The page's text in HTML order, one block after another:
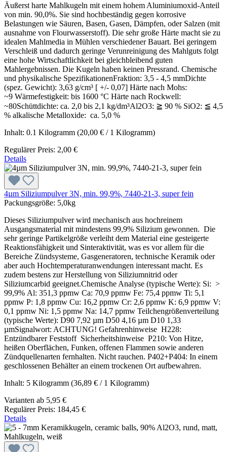
Äußerst harte Mahlkugeln mit einem hohem Aluminiumoxid-Anteil
von min. 90,0%. Sie sind hochbeständig gegen korrosive
Belastungen wie Säuren, Basen, Gasen, Dämpfen, oder Salzen (mit
ausnahme von Flourwasserstoff). Die sehr große Härte macht sie zu
idealen Mahlmedia in Mühlen verschiedener Bauart. Bei geringem
Verschleiß und dadurch geringe Verunreinigung des Mahlguts folgt
eine hohe Wirtschaftlichkeit bei gleichbleibend guten
Mahlergebnissen. Die Kugeln haben keinen Pressrand. Chemische
und physikalische SpezifikationenFraktion: 3,5 - 4,5 mmDichte
(spez. Gewicht): 3,63 g/cm³ [ +/- 0,07] Härte nach Mohs:
~9 Wärmefestigkeit: bis 1600 °C Härte nach Rockwell:
~80Schüttdichte: ca. 2,0 bis 2,1 kg/dm³Al2O3: ≧ 90 % SiO2: ≦ 4,5
% alkalische Metalloxide: ca. 5,0 %
Inhalt: 0.1 Kilogramm (20,00 € / 1 Kilogramm)
Regulärer Preis: 2,00 €
Details
4µm Siliziumpulver 3N, min. 99,9%, 7440-21-3, super fein
Packungsgröße: 5,0kg
Dieses Siliziumpulver wird mechanisch aus hochreinem
Ausgangsmaterial mit mindestens 99,9% Silizium gewonnen. Die
sehr geringe Partikelgröße verleiht dem Material eine gesteigerte
Reaktionsfähigkeit und Sinteraktivität, was es vor allem für die
Bereiche Zündsysteme, Gasgeneratoren, technische Keramik oder
aber auch Hochtemperaturanwendungen interessant macht. Es
zudem bestens zur Herstellung von Siliziumnitrid oder
Siliziumcarbid geeignet.Chemische Analyse (typische Werte): Si: >
99,9% Al: 351,3 ppmw Ca: 70,9 ppmw Fe: 75,4 ppmw Ti: 5,1
ppmw P: 1,8 ppmw Cu: 16,2 ppmw Cr: 2,6 ppmw K: 6,9 ppmw V:
0,1 ppmw Ni: 1,5 ppmw Na: 14,7 ppmw Teilchengrößenverteilung
(typische Werte): D90 7,92 µm D50 4,16 µm D10 1,33
µmSignalwort: ACHTUNG! Gefahrenhinweise H228:
Entzündbarer Feststoff Sicherheitshinweise P210: Von Hitze,
heißen Oberflächen, Funken, offenen Flammen sowie anderen
Zündquellenarten fernhalten. Nicht rauchen. P402+P404: In einem
geschlossenen Behälter an einem trockenen Ort aufbewahren.
Inhalt: 5 Kilogramm (36,89 € / 1 Kilogramm)
Varianten ab 5,95 €
Regulärer Preis: 184,45 €
Details